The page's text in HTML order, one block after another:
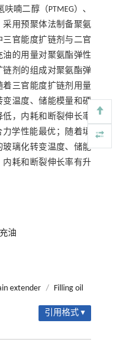
喃二醇（PTMEG）、
采用预聚体法制备聚氨
官能度扩链剂与二官
的用量对聚氨酯弹性
剂的组成对聚氨酯弹
三官能度扩链剂用量
变温度、储能模量和硬
，内耗和断裂伸长率
学性能最优；随着填
玻璃化转变温度、储能
耗和断裂伸长率有升
油
extender / Filling oil
引用格式 ▾